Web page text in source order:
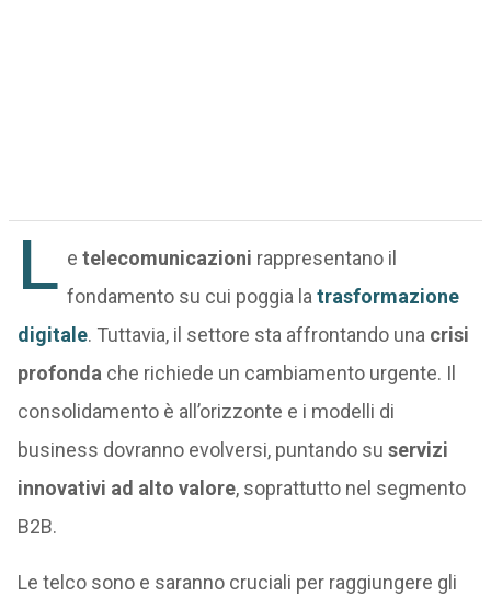
L e telecomunicazioni rappresentano il
fondamento su cui poggia la trasformazione
digitale. Tuttavia, il settore sta affrontando una crisi
profonda che richiede un cambiamento urgente. Il
consolidamento è all’orizzonte e i modelli di
business dovranno evolversi, puntando su servizi
innovativi ad alto valore, soprattutto nel segmento
B2B.
Le telco sono e saranno cruciali per raggiungere gli